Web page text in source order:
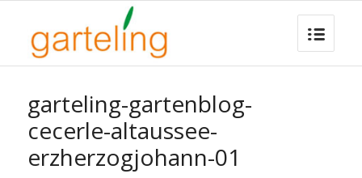
garteling-gartenblog-
cecerle-altaussee-
erzherzogjohann-01